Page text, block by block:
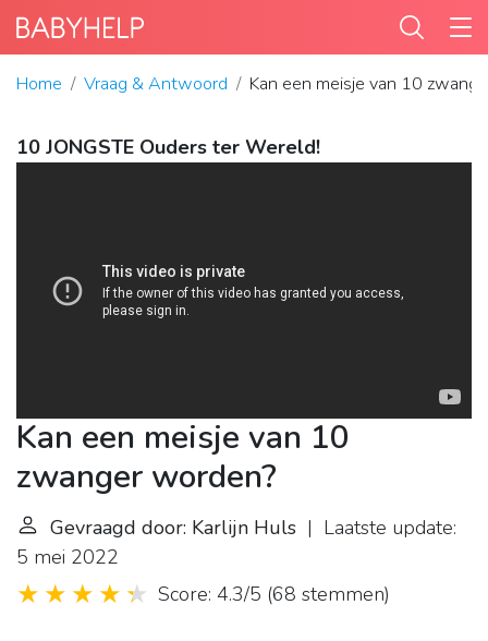
Home Vraag & Antwoord Kan een meisje van 10
10 JONGSTE Ouders ter Wereld!
Kan een meisje van 10
zwanger worden?
Gevraagd door: Karlijn Huls | Laatste update:
5 mei 2022
Score: 4.3/5 (68 stemmen)